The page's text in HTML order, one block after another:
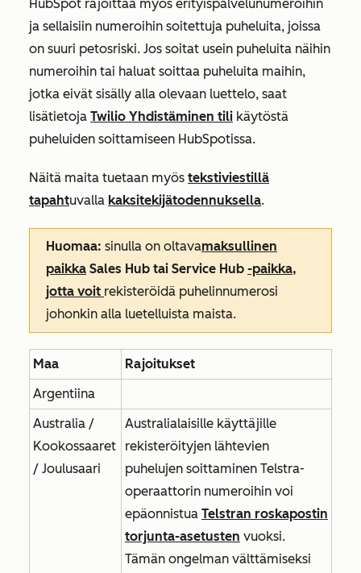
HubSpot rajoittaa myös erityispalvelunumeroihin
ja sellaisiin numeroihin soitettuja puheluita, joissa
on suuri petosriski. Jos soitat usein puheluita näihin
numeroihin tai haluat soittaa puheluita maihin,
jotka eivät sisälly alla olevaan luettelo, saat
lisätietoja Twilio Yhdistäminen tili käytöstä
puheluiden soittamiseen HubSpotissa.
Näitä maita tuetaan myös tekstiviestillä
tapahtuvalla kaksitekijätodennuksella.
Huomaa: sinulla on oltavamaksullinen
paikka Sales Hub tai Service Hub -paikka,
jotta voit rekisteröidä puhelinnumerosi
johonkin alla luetelluista maista.
Maa
Rajoitukset
Argentiina
Australia /
Kookossaaret
/ Joulusaari
Australialaisille käyttäjille
rekisteröityjen lähtevien
puhelujen soittaminen Telstra-
operaattorin numeroihin voi
epäonnistua Telstran roskapostin
torjunta-asetusten vuoksi.
Tämän ongelman välttämiseksi